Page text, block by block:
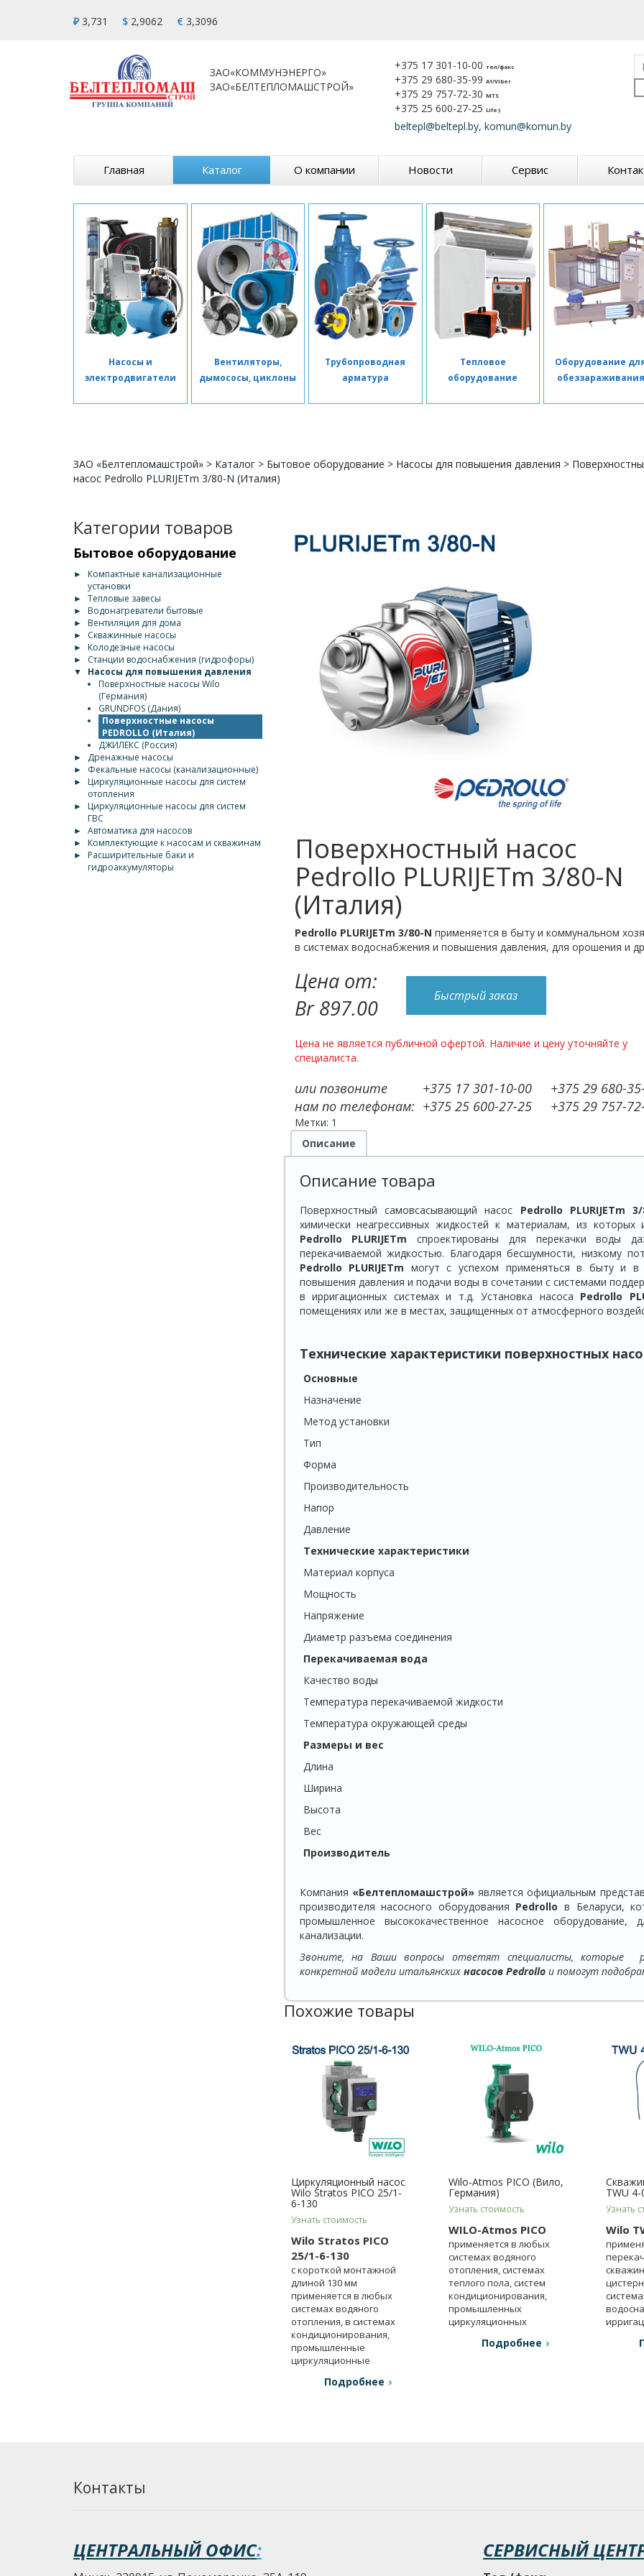
₽ 3,731 $ 2,9062 € 3,3096
ЗАО«КОММУНЭНЕРГО»
ЗАО«БЕЛТЕПЛОМАШСТРОЙ»
+375 17 301-10-00 тел/факс
+375 29 680-35-99 A1/Viber
+375 29 757-72-30 MTS
+375 25 600-27-25 Life:)
beltepl@beltepl.by, komun@komun.by
Главная Каталог О компании Новости Сервис
Насосы и
электродвигатели
Вентиляторы,
дымососы, циклоны
Трубопроводная
арматура
Тепловое
оборудование
Оборудование
обеззараживания
ЗАО «Белтепломашстрой» > Каталог > Бытовое оборудование > Насосы для повышения давления >
насос Pedrollo PLURIJETm 3/80-N (Италия)
Категории товаров
Бытовое оборудование
►
Компактные канализационные
установки
► Тепловые завесы
►
Водонагреватели бытовые
►
Вентиляция для дома
►
Скважинные насосы
►
Колодезные насосы
►
Станции водоснабжения (гидрофоры)
▼
Насосы для повышения давления
Поверхностные насосы Wilo
(Германия)
GRUNDFOS (Дания)
Поверхностные насосы
PEDROLLO (Италия)
ДЖИЛЕКС (Россия)
►
Дренажные насосы
►
Фекальные насосы (канализационные)
►
Циркуляционные насосы для систем
отопления
►
Циркуляционные насосы для систем
ГВС
► Автоматика для насосов
►
Комплектующие к насосам и скважинам
►
Расширительные баки и
гидроаккумуляторы
Поверхностный насос
Pedrollo PLURIJETm 3/80-N
(Италия)
Pedrollo PLURIJETm 3/80-N применяется в быту и коммунальном
в системах водоснабжения и повышения давления, для орошения и
Цена от:
Br 897.00
Быстрый заказ
Цена не является публичной офертой. Наличие и цену уточняйте у
специалиста.
или позвоните
нам по телефонам:
+375 17 301-10-00
+375 25 600-27-25
+375 29 680-
+375 29 757-
Метки: 1
Описание
Описание товара
Поверхностный самовсасывающий насос Pedrollo PLURIJETm 3/
химически неагрессивных жидкостей к материалам, из
Pedrollo
PLURIJETm спроектированы для перекачки воды
перекачиваемой жидкостью. Благодаря бесшумности, низкому
Pedrollo PLURIJETm могут с успехом применяться в быту и в
повышения давления и подачи воды в сочетании с системами
в ирригационных системах и т.д. Установка насоса Pedrollo
помещениях или же в местах, защищенных от атмосферного
Технические характеристики поверхностных
Основные
Назначение
Метод установки
Тип
Форма
Производительность
Напор
Давление
Технические характеристики
Материал корпуса
Мощность
Напряжение
Диаметр разъема соединения
Перекачиваемая вода
Качество воды
Температура перекачиваемой жидкости
Температура окружающей среды
Размеры и вес
Длина
Ширина
Высота
Вес
Производитель
Компания «Белтепломашстрой»является официальным
производителя насосного оборудования Pedrollo в Беларуси,
промышленное высококачественное насосное
канализации.
Звоните, на Ваши вопросы ответят специалисты, которые
конкретной модели итальянских насосов Pedrollo и помогут
Похожие товары
Циркуляционный насос
Wilo Stratos PICO 25/1-
6-130
Узнать стоимость
Wilo Stratos PICO
25/1-6-130
с короткой монтажной
длиной 130 мм
применяется в любых
системах водяного
отопления, в системах
кондиционирования,
промышленные
циркуляционные
Подробнее
Wilo-Atmos PICO (Вило,
Германия)
Узнать стоимость
WILO-Atmos PICO
применяется в любых
системах водяного
отопления, системах
теплого пола, систем
кондиционирования,
промышленных
циркуляционных
Подробнее
TWU 4-
Узнать
Wilo
Контакты
ЦЕНТРАЛЬНЫЙ ОФИС: СЕРВИСНЫЙ